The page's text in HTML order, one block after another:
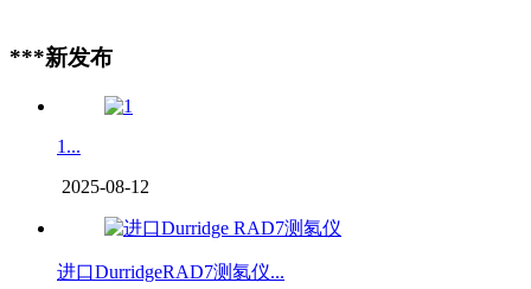
***新发布
1...
2025-08-12
进口DurridgeRAD7测氡仪...